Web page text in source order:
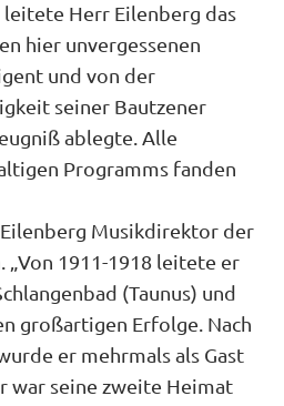
Herr Eilenberg das
hier unvergessenen
und von der
seiner Bautzener
ablegte. Alle
Programms fanden
Musikdirektor der
„Von 1911-1918 leitete er
(Taunus) und
großartigen Erfolge. Nach
er mehrmals als Gast
war seine zweite Heimat